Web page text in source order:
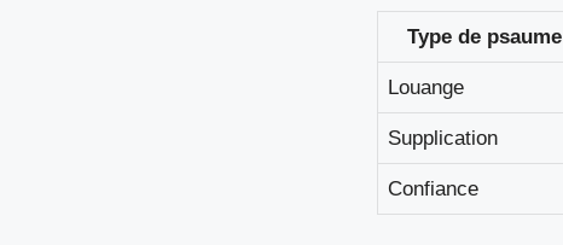
Type de psaume
Louange
Supplication
Confiance